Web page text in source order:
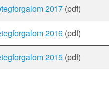
2017 (pdf)
2016 (pdf)
2015 (pdf)